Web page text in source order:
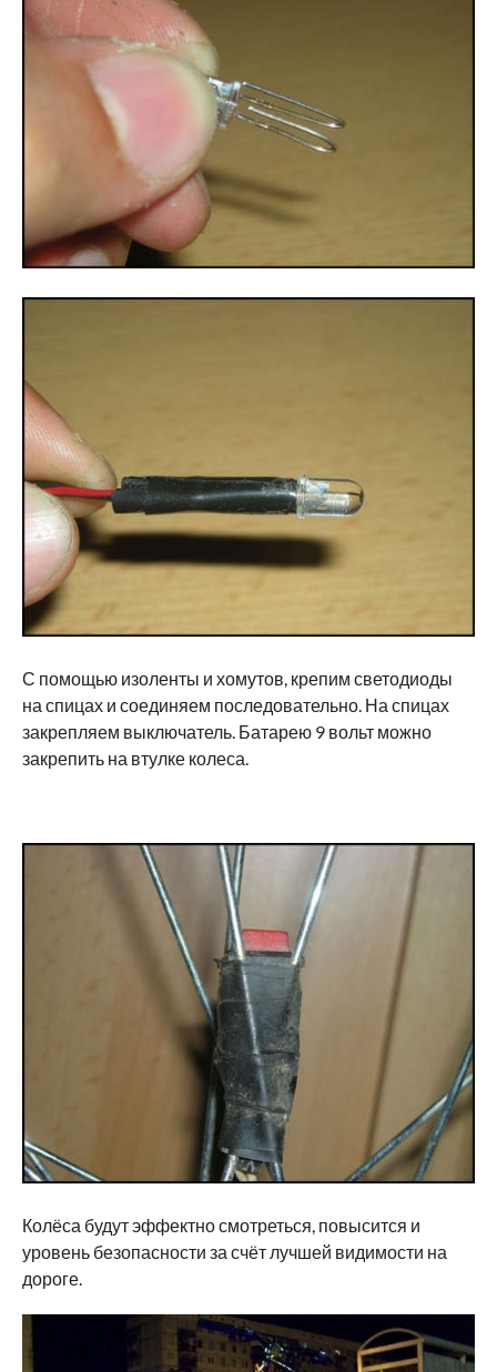
С помощью изоленты и хомутов, крепим светодиоды
на спицах и соединяем последовательно. На спицах
закрепляем выключатель. Батарею 9 вольт можно
закрепить на втулке колеса.
Колёса будут эффектно смотреться, повысится и
уровень безопасности за счёт лучшей видимости на
дороге.